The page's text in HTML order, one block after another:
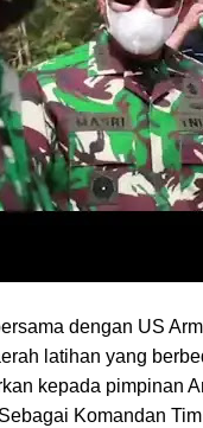
dengan US
latihan yang
kepada pimpinan
Komandan